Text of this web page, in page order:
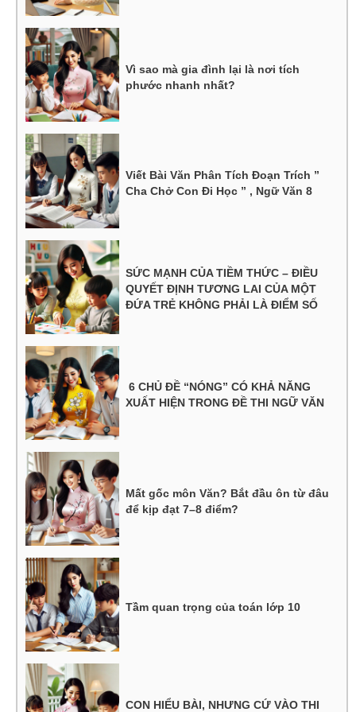
Vì sao mà gia đình lại là nơi tích
phước nhanh nhất?
Viết Bài Văn Phân Tích Đoạn Trích ”
Cha Chở Con Đi Học ” , Ngữ Văn 8
SỨC MẠNH CỦA TIỀM THỨC – ĐIỀU
QUYẾT ĐỊNH TƯƠNG LAI CỦA MỘT
ĐỨA TRẺ KHÔNG PHẢI LÀ ĐIỂM SỐ
6 CHỦ ĐỀ “NÓNG” CÓ KHẢ NĂNG
XUẤT HIỆN TRONG ĐỀ THI NGỮ VĂN
Mất gốc môn Văn? Bắt đầu ôn từ đâu
để kịp đạt 7–8 điểm?
Tầm quan trọng của toán lớp 10
CON HIỂU BÀI, NHƯNG CỨ VÀO THI